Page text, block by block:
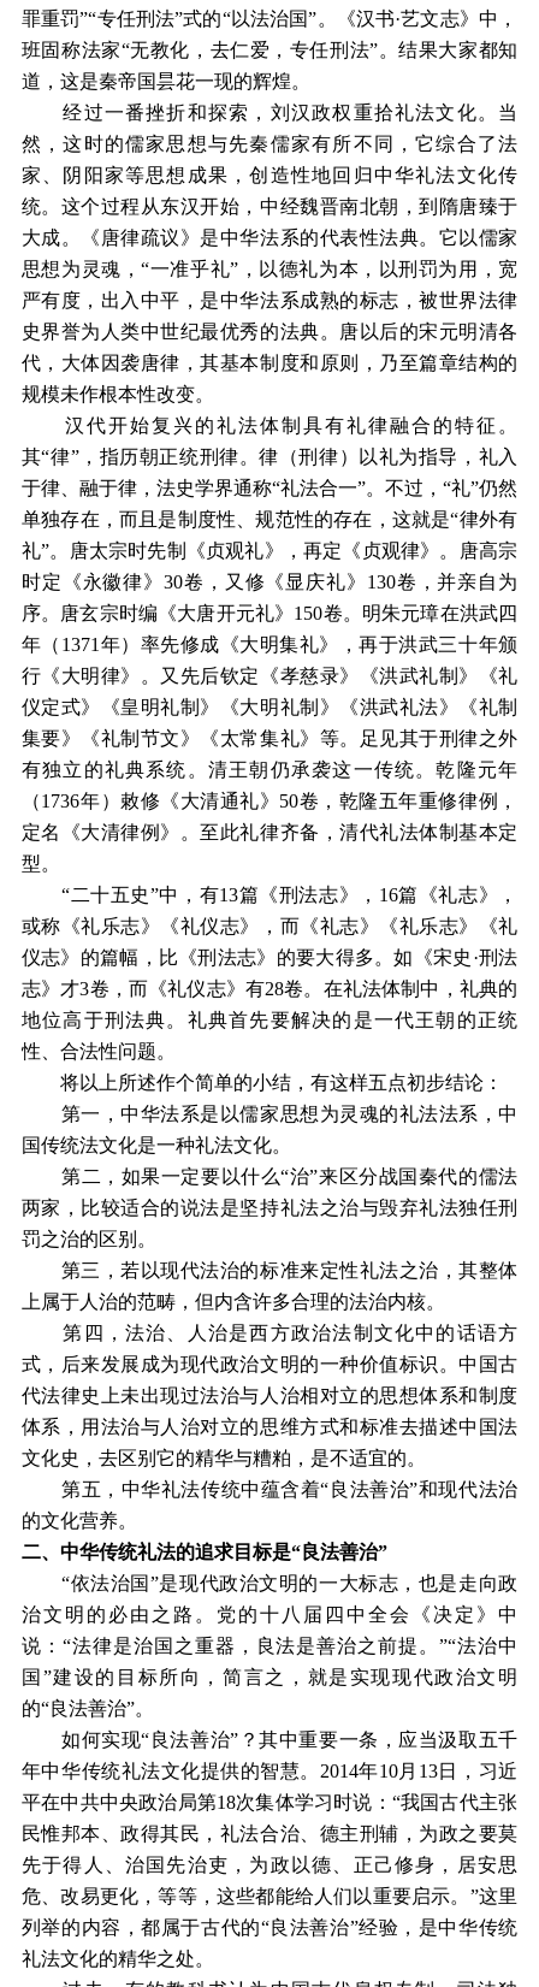
罪重罚”“专任刑法”式的“以法治国”。《汉书·艺文志》中，
班固称法家“无教化，去仁爱，专任刑法”。结果大家都知
道，这是秦帝国昙花一现的辉煌。
经过一番挫折和探索，刘汉政权重拾礼法文化。当
然，这时的儒家思想与先秦儒家有所不同，它综合了法
家、阴阳家等思想成果，创造性地回归中华礼法文化传
统。这个过程从东汉开始，中经魏晋南北朝，到隋唐臻于
大成。《唐律疏议》是中华法系的代表性法典。它以儒家
思想为灵魂，“一准乎礼”，以德礼为本，以刑罚为用，宽
严有度，出入中平，是中华法系成熟的标志，被世界法律
史界誉为人类中世纪最优秀的法典。唐以后的宋元明清各
代，大体因袭唐律，其基本制度和原则，乃至篇章结构的
规模未作根本性改变。
汉代开始复兴的礼法体制具有礼律融合的特征。
其“律”，指历朝正统刑律。律（刑律）以礼为指导，礼入
于律、融于律，法史学界通称“礼法合一”。不过，“礼”仍然
单独存在，而且是制度性、规范性的存在，这就是“律外有
礼”。唐太宗时先制《贞观礼》，再定《贞观律》。唐高宗
时定《永徽律》30卷，又修《显庆礼》130卷，并亲自为
序。唐玄宗时编《大唐开元礼》150卷。明朱元璋在洪武四
年（1371年）率先修成《大明集礼》，再于洪武三十年颁
行《大明律》。又先后钦定《孝慈录》《洪武礼制》《礼
仪定式》《皇明礼制》《大明礼制》《洪武礼法》《礼制
集要》《礼制节文》《太常集礼》等。足见其于刑律之外
有独立的礼典系统。清王朝仍承袭这一传统。乾隆元年
（1736年）敕修《大清通礼》50卷，乾隆五年重修律例，
定名《大清律例》。至此礼律齐备，清代礼法体制基本定
型。
“二十五史”中，有13篇《刑法志》，16篇《礼志》，
或称《礼乐志》《礼仪志》，而《礼志》《礼乐志》《礼
仪志》的篇幅，比《刑法志》的要大得多。如《宋史·刑法
志》才3卷，而《礼仪志》有28卷。在礼法体制中，礼典的
地位高于刑法典。礼典首先要解决的是一代王朝的正统
性、合法性问题。
将以上所述作个简单的小结，有这样五点初步结论：
第一，中华法系是以儒家思想为灵魂的礼法法系，中
国传统法文化是一种礼法文化。
第二，如果一定要以什么“治”来区分战国秦代的儒法
两家，比较适合的说法是坚持礼法之治与毁弃礼法独任刑
罚之治的区别。
第三，若以现代法治的标准来定性礼法之治，其整体
上属于人治的范畴，但内含许多合理的法治内核。
第四，法治、人治是西方政治法制文化中的话语方
式，后来发展成为现代政治文明的一种价值标识。中国古
代法律史上未出现过法治与人治相对立的思想体系和制度
体系，用法治与人治对立的思维方式和标准去描述中国法
文化史，去区别它的精华与糟粕，是不适宜的。
第五，中华礼法传统中蕴含着“良法善治”和现代法治
的文化营养。
二、中华传统礼法的追求目标是“良法善治”
“依法治国”是现代政治文明的一大标志，也是走向政
治文明的必由之路。党的十八届四中全会《决定》中
说：“法律是治国之重器，良法是善治之前提。”“法治中
国”建设的目标所向，简言之，就是实现现代政治文明
的“良法善治”。
如何实现“良法善治”？其中重要一条，应当汲取五千
年中华传统礼法文化提供的智慧。2014年10月13日，习近
平在中共中央政治局第18次集体学习时说：“我国古代主张
民惟邦本、政得其民，礼法合治、德主刑辅，为政之要莫
先于得人、治国先治吏，为政以德、正己修身，居安思
危、改易更化，等等，这些都能给人们以重要启示。”这里
列举的内容，都属于古代的“良法善治”经验，是中华传统
礼法文化的精华之处。